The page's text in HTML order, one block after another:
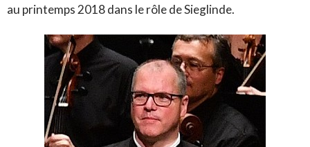
au printemps 2018 dans le rôle de Sieglinde.